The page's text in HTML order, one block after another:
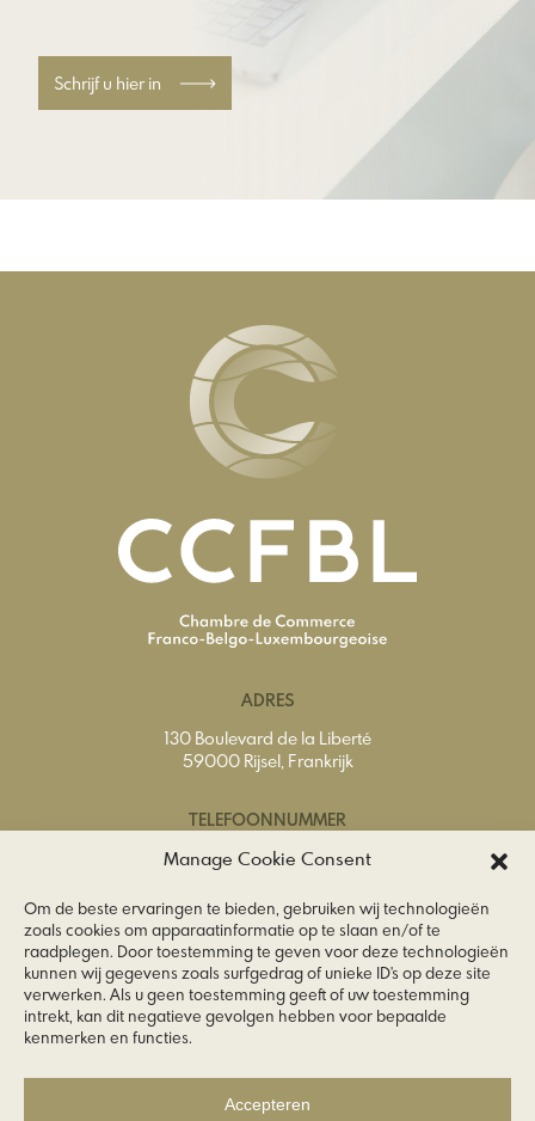
Manage Cookie Consent
Om de beste ervaringen te bieden, gebruiken wij technologieën
zoals cookies om apparaatinformatie op te slaan en/of te
raadplegen. Door toestemming te geven voor deze technologieën
kunnen wij gegevens zoals surfgedrag of unieke ID's op deze site
verwerken. Als u geen toestemming geeft of uw toestemming
intrekt, kan dit negatieve gevolgen hebben voor bepaalde
kenmerken en functies.
Accepteren
Schrijf u hier in
ADRES
130 Boulevard de la Liberté
59000 Rijsel, Frankrijk
TELEFOONNUMMER
Tel.+33 (0) 3 20 74 65 40
E-MAILADRES
info@ccfbl.fr
VOLG ONS